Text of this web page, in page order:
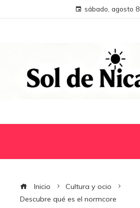
sábado, agosto 8
Inicio
Cultura y ocio
Descubre qué es el normcore